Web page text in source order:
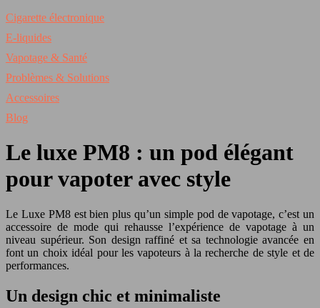
Cigarette électronique
E-liquides
Vapotage & Santé
Problèmes & Solutions
Accessoires
Blog
Le luxe PM8 : un pod élégant
pour vapoter avec style
Le Luxe PM8 est bien plus qu’un simple pod de vapotage, c’est un
accessoire de mode qui rehausse l’expérience de vapotage à un
niveau supérieur. Son design raffiné et sa technologie avancée en
font un choix idéal pour les vapoteurs à la recherche de style et de
performances.
Un design chic et minimaliste